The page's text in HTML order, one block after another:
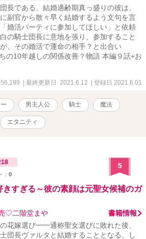
長である。結婚適齢期真っ盛りの彼は、
副官から散々早く結婚するよう文句を言
婚活パーティに参加してほしい」と依頼
の騎士団長に意地を張り、参加すること
、その婚活で運命の相手？と出合い
10年越しの関係改善？物語 本編９話+お
| 最終更新日 2021.6.12 | 登録日 2021.6.01
男主人公 騎士 魔法
エタニティ
： 0
5
すぎる～彼の素顔は元聖女候補のガ
♡二階堂まや
書籍情報
花嫁選び━━通称聖女選びに敗れた後、
団長ヴァルタと結婚することとなる。し